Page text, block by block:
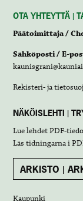
OTA YHTEYTTÄ |
Päätoimittaja /
Sähköposti / E-
Rekisteri- ja
NÄKÖISLEHTI |
Lue lehdetPDF-
Läs tidningarna i
ARKISTO |
Kaupunki